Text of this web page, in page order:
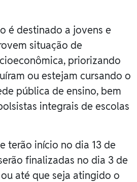
é destinado a jovens e
situação de
priorizando
ou estejam cursando o
pública de ensino, bem
integrais de escolas
terão início no dia 13 de
finalizadas no dia 3 de
até que seja atingido o